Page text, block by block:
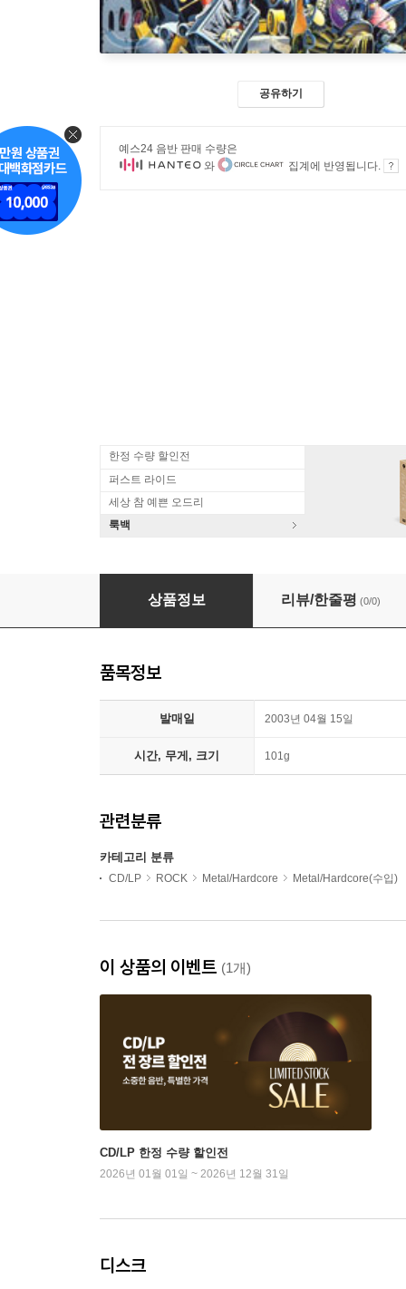
공유하기
예스24 음반 판매 수량은
와
집계에 반영됩니다.
한정 수량 할인전
퍼스트 라이드
세상 참 예쁜 오드리
룩백
Skid Row - B-Side Ourselves
상품정보 리뷰/한줄평 (0/0)
품목정보
발매일 2003년 04월 15일
시간, 무게, 크기 101g
관련분류
카테고리 분류
CD/LP ROCK Metal/Hardcore Metal/Hardcore(수입)
이 상품의 이벤트 (1개)
CD/LP 한정 수량 할인전
2026년 01월 01일 ~ 2026년 12월 31일
디스크